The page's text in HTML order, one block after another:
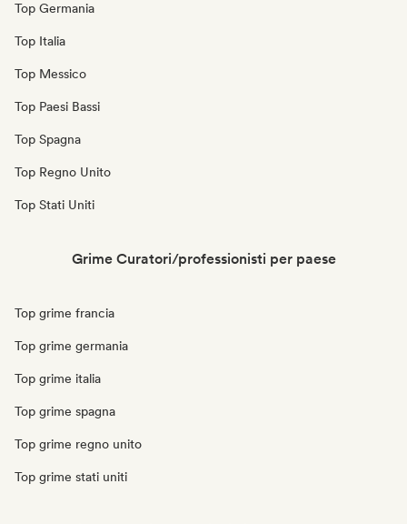
Top Germania
Top Italia
Top Messico
Top Paesi Bassi
Top Spagna
Top Regno Unito
Top Stati Uniti
Grime Curatori/professionisti per paese
Top grime francia
Top grime germania
Top grime italia
Top grime spagna
Top grime regno unito
Top grime stati uniti